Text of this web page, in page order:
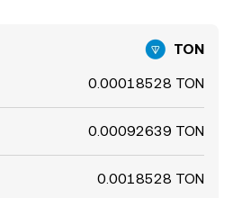
TON
0.00018528 TON
0.00092639 TON
0.0018528 TON